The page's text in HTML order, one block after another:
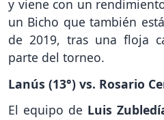
y viene con un
un Bicho que también
de 2019, tras una floja
parte del torneo.
Lanús (13°) vs. Rosario
El equipo de Luis